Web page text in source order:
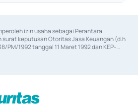
izin usaha sebagai Perantara
surat keputusan Otoritas Jasa Keuangan (d.h
PM/1992 tanggal 11 Maret 1992 dan KEP-
2014, izin usaha sebagai Penjamin Emisi
Otoritas Jasa Keuangan Nomor KEP-
Otoritas Jasa Keuangan Nomor S-
2017, dan beberapa izin usaha lainnya